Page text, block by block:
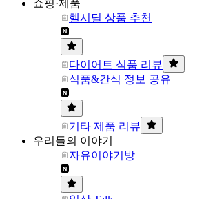
쇼핑·제품
헬시딜 상품 추천
다이어트 식품 리뷰
식품&간식 정보 공유
기타 제품 리뷰
우리들의 이야기
자유이야기방